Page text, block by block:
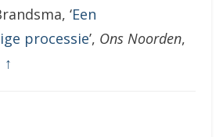
‘Een
processie’, Ons Noorden,
↑